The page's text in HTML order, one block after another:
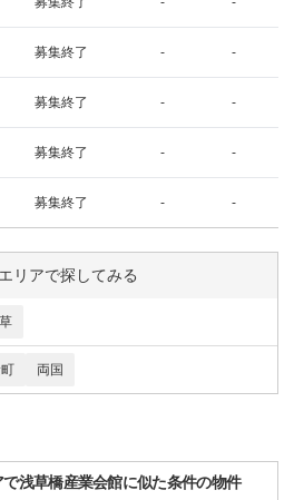
募集終了 - -
募集終了 - -
募集終了 - -
募集終了 - -
リアで探してみる
両国
で浅草橋産業会館に似た条件の物件